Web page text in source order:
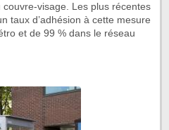
visage. Les plus récentes
taux d’adhésion à cette mesure
et de 99 % dans le réseau